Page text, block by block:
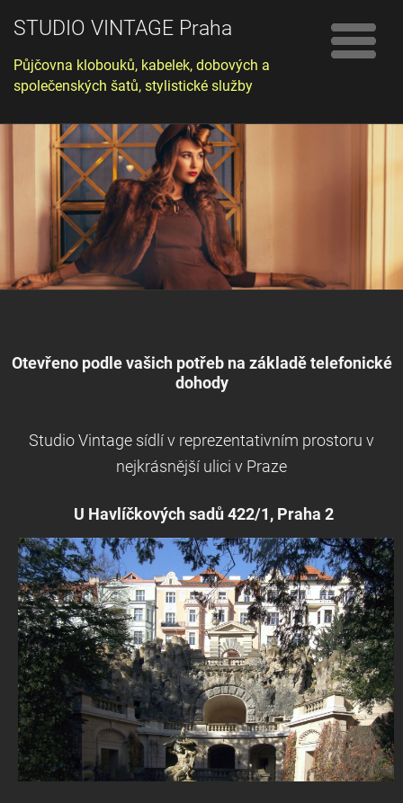
STUDIO VINTAGE Praha
Půjčovna klobouků, kabelek, dobových a
společenských šatů, stylistické služby
Otevřeno podle vašich potřeb na základě telefonické
dohody
Studio Vintage sídlí v reprezentativním prostoru v
nejkrásnější ulici v Praze
U Havlíčkových sadů 422/1, Praha 2